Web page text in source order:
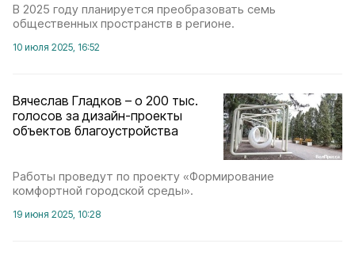
В 2025 году планируется преобразовать семь
общественных пространств в регионе.
10 июля 2025, 16:52
Вячеслав Гладков – о 200 тыс.
голосов за дизайн-проекты
объектов благоустройства
Работы проведут по проекту «Формирование
комфортной городской среды».
19 июня 2025, 10:28